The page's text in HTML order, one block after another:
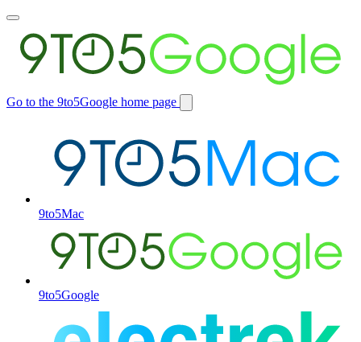
Toggle
main
menu
Go to the 9to5Google home page
Switch
9to5Mac
9to5Google